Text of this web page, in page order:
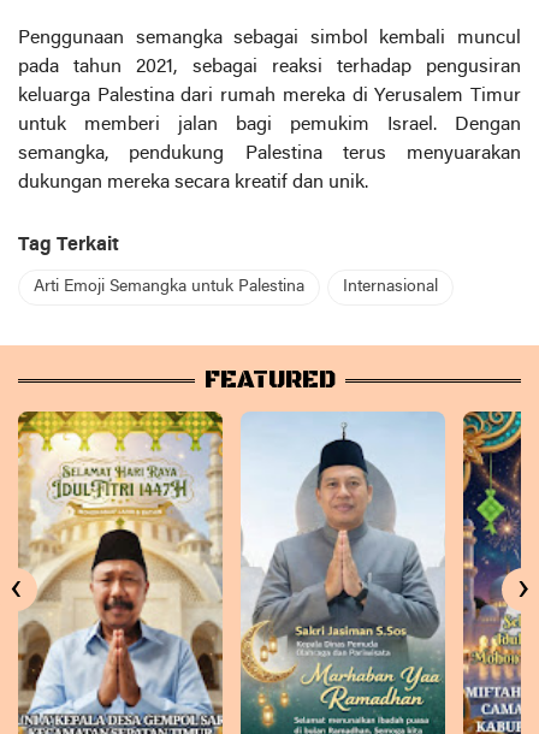
Penggunaan semangka sebagai simbol kembali muncul
pada tahun 2021, sebagai reaksi terhadap pengusiran
keluarga Palestina dari rumah mereka di Yerusalem Timur
untuk memberi jalan bagi pemukim Israel. Dengan
semangka, pendukung Palestina terus menyuarakan
dukungan mereka secara kreatif dan unik.
Tag Terkait
Arti Emoji Semangka untuk Palestina Internasional
FEATURED
‹ ›